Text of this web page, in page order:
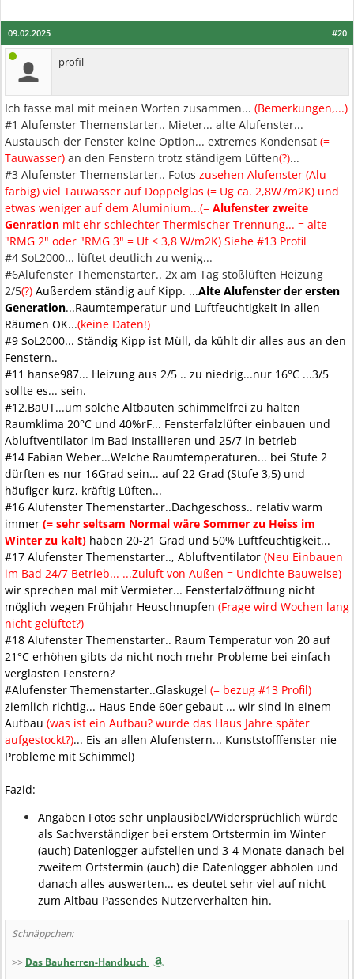
#20
09.02.2025
profil
Ich fasse mal mit meinen Worten zusammen... (Bemerkungen,...)
#1 Alufenster Themenstarter.. Mieter... alte Alufenster...
Austausch der Fenster keine Option... extremes Kondensat (=
Tauwasser) an den Fenstern trotz ständigem Lüften(?)...
#3 Alufenster Themenstarter.. Fotos zusehen Alufenster (Alu
farbig) viel Tauwasser auf Doppelglas (= Ug ca. 2,8W7m2K) und
etwas weniger auf dem Aluminium...(= Alufenster zweite
Genration mit ehr schlechter Thermischer Trennung... = alte
"RMG 2" oder "RMG 3" = Uf < 3,8 W/m2K) Siehe #13 Profil
#4 SoL2000... lüftet deutlich zu wenig...
#6Alufenster Themenstarter.. 2x am Tag stoßlüften Heizung
2/5(?) Außerdem ständig auf Kipp. ...Alte Alufenster der ersten
Generation...Raumtemperatur und Luftfeuchtigkeit in allen
Räumen OK...(keine Daten!)
#9 SoL2000... Ständig Kipp ist Müll, da kühlt dir alles aus an den
Fenstern..
#11 hanse987... Heizung aus 2/5 .. zu niedrig...nur 16°C ...3/5
sollte es... sein.
#12.BaUT...um solche Altbauten schimmelfrei zu halten
Raumklima 20°C und 40%rF... Fensterfalzlüfter einbauen und
Abluftventilator im Bad Installieren und 25/7 in betrieb
#14 Fabian Weber...Welche Raumtemperaturen... bei Stufe 2
dürften es nur 16Grad sein... auf 22 Grad (Stufe 3,5) und
häufiger kurz, kräftig Lüften...
#16 Alufenster Themenstarter..Dachgeschoss.. relativ warm
immer (= sehr seltsam Normal wäre Sommer zu Heiss im
Winter zu kalt) haben 20-21 Grad und 50% Luftfeuchtigkeit...
#17 Alufenster Themenstarter.., Abluftventilator (Neu Einbauen
im Bad 24/7 Betrieb... ...Zuluft von Außen = Undichte Bauweise)
wir sprechen mal mit Vermieter... Fensterfalzöffnung nicht
möglich wegen Frühjahr Heuschnupfen (Frage wird Wochen lang
nicht gelüftet?)
#18 Alufenster Themenstarter.. Raum Temperatur von 20 auf
21°C erhöhen gibts da nicht noch mehr Probleme bei einfach
verglasten Fenstern?
#Alufenster Themenstarter..Glaskugel (= bezug #13 Profil)
ziemlich richtig... Haus Ende 60er gebaut ... wir sind in einem
Aufbau (was ist ein Aufbau? wurde das Haus Jahre später
aufgestockt?)... Eis an allen Alufenstern... Kunststofffenster nie
Probleme mit Schimmel)
Fazid:
Angaben Fotos sehr unplausibel/Widersprüchlich würde
als Sachverständiger bei erstem Ortstermin im Winter
(auch) Datenlogger aufstellen und 3-4 Monate danach bei
zweitem Ortstermin (auch) die Datenlogger abholen und
danach alles auswerten... es deutet sehr viel auf nicht
zum Altbau Passendes Nutzerverhalten hin.
Schnäppchen:
>> Das Bauherren-Handbuch